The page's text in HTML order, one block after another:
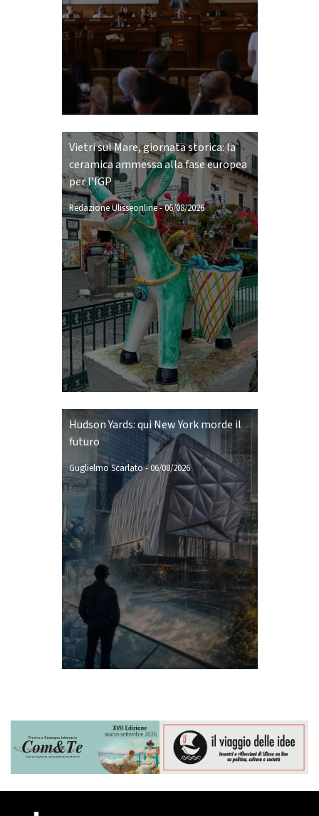
Vietri sul Mare, giornata storica: la
ceramica ammessa alla fase europea
per l’IGP
Redazione Ulisseonline-06/08/2026
Hudson Yards: qui New York morde il
futuro
Guglielmo Scarlato-06/08/2026